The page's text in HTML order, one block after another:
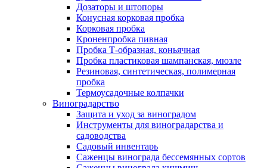
Дозаторы и штопоры
Конусная корковая пробка
Корковая пробка
Кроненпробка пивная
Пробка Т-образная, коньячная
Пробка пластиковая шампанская, мюзле
Резиновая, синтетическая, полимерная
пробка
Термоусадочные колпачки
Виноградарство
Защита и уход за виноградом
Инструменты для виноградарства и
садоводства
Садовый инвентарь
Саженцы винограда бессемянных сортов